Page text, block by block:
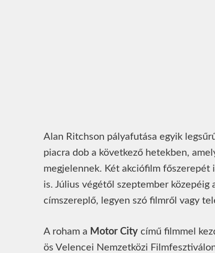
Alan Ritchson pályafutása egyik
piacra dob a következő hetekben,
megjelennek. Két akciófilm főszerepét
is. Július végétől szeptember
címszereplő, legyen szó filmről vagy
A roham a Motor City című filmmel
ös Velencei Nemzetközi